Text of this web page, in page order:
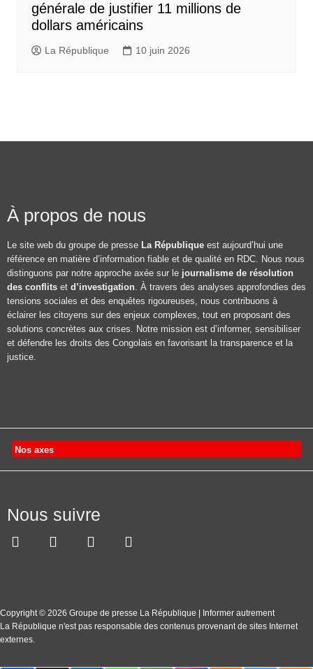
générale de justifier 11 millions de
dollars américains
La République 10 juin 2026
À propos de nous
Le site web du groupe de presse La République est aujourd’hui une
référence en matière d’information fiable et de qualité en RDC. Nous nous
distinguons par notre approche axée sur le journalisme de résolution
des conflits et d’investigation. À travers des analyses approfondies des
tensions sociales et des enquêtes rigoureuses, nous contribuons à
éclairer les citoyens sur des enjeux complexes, tout en proposant des
solutions concrètes aux crises. Notre mission est d’informer, sensibiliser
et défendre les droits des Congolais en favorisant la transparence et la
justice.
Nos axes
Nous suivre
Copyright © 2026 Groupe de presse La République | Informer autrement
La République n'est pas responsable des contenus provenant de sites Internet
externes.